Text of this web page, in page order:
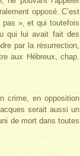
opposé. C’est
», et qui toutefois
qui lui avait fait des
par la résurrection,
aux Hébreux, chap.
crime, en opposition
serait aussi un
de mort dans toutes